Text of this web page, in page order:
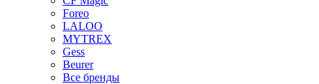
Foreo
LALOO
MYTREX
Gess
Beurer
Все бренды